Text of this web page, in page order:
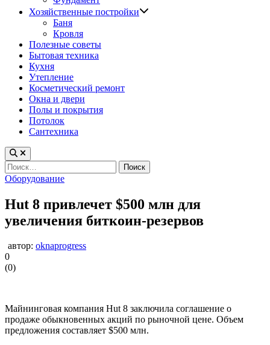
Хозяйственные постройки
Баня
Кровля
Полезные советы
Бытовая техника
Кухня
Утепление
Косметический ремонт
Окна и двери
Полы и покрытия
Потолок
Сантехника
Найти:
Опубликовано
Оборудование
Hut 8 привлечет $500 млн для
увеличения биткоин-резервов
автор: oknaprogress
0
(0)
Майнинговая компания Hut 8 заключила соглашение о
продаже обыкновенных акций по рыночной цене. Объем
предложения составляет $500 млн.